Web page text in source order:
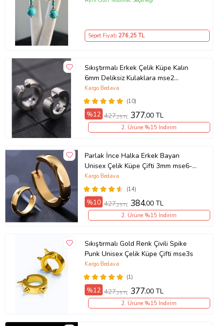
Sepet Fiyatı 276,25 TL
Sıkıştırmalı Erkek Çelik Küpe Kalın
6mm Deliksiz Kulaklara mse2
(Beyaz)
(10)
Kargo Bedava
%12 427,25 TL 377,00 TL
2. Ürüne %15 İndirim
Parlak İnce Halka Erkek Bayan
Unisex Çelik Küpe Çifti 3mm mse6-2
(Sarı)
(14)
Kargo Bedava
%10 427,25 TL 384,00 TL
2. Ürüne %15 İndirim
Sıkıştırmalı Gold Renk Çivili Spike
Punk Unisex Çelik Küpe Çifti mse3s
(1)
Kargo Bedava
%12 427,25 TL 377,00 TL
2. Ürüne %15 İndirim